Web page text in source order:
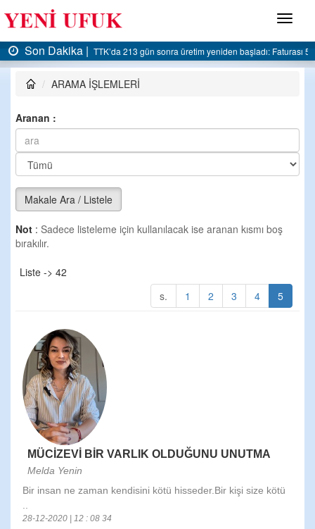
Menü
Son Dakika | TTK’da 213 gün sonra üretim yeniden başladı: Faturası 5
ARAMA İŞLEMLERİ
Aranan :
Makale Ara / Listele
Not : Sadece listeleme için kullanılacak ise aranan kısmı boş
bırakılır.
Liste -> 42
s.
1 2 3 4 5
MÜCİZEVİ BİR VARLIK OLDUĞUNU UNUTMA
Melda Yenin
Bir insan ne zaman kendisini kötü hisseder.Bir kişi size kötü
28-12-2020 | 12 : 08 34